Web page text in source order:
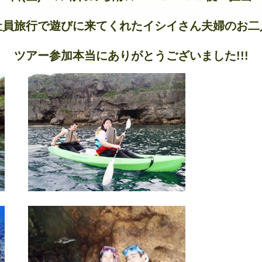
旅行で遊びに来てくれたイシイさん夫婦のお二
ツアー参加本当にありがとうございました!!!